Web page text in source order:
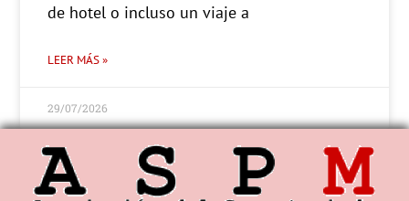
de hotel o incluso un viaje a
LEER MÁS »
29/07/2026